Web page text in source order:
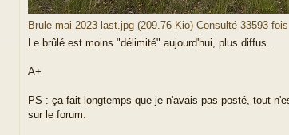
Brule-mai-2023-last.jpg (209.76 Kio) Consulté 33593 fois
Le brûlé est moins "délimité" aujourd'hui, plus diffus.
A+
PS : ça fait longtemps que je n'avais pas posté, tout
sur le forum.